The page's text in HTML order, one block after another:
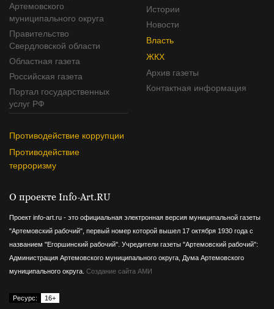
Артемовского
муниципального округа
Правительство
Свердловской области
Областная газета
Российская газета
Портал государственных
услуг РФ
Противодействие коррупции
Противодействие
терроризму
Истории
Новости
Власть
ЖКХ
Архив газеты
Контактная информация
О проекте Info-Art.RU
Проект info-art.ru - это официальная электронная версия муниципальной газеты
"Артемовский рабочий", первый номер которой вышел 17 октября 1930 года с
названием "Егоршинский рабочий". Учредители газеты "Артемовский рабочий":
Администрация Артемовского муниципального округа, Дума Артемовского
муниципального округа. Создание сайта АМИ
Ресурс: 16+